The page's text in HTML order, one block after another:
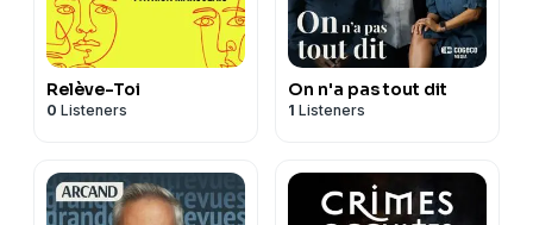
Relève-Toi
0 Listeners
On n'a pas tout dit
1 Listeners